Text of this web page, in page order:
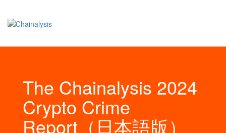
The Chainalysis 2024
Crypto Crime
Report（日本語版）